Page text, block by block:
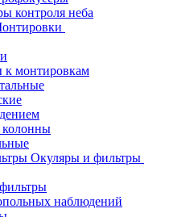
контроля неба
к монтировкам
Окуляры и фильтры
наблюдений